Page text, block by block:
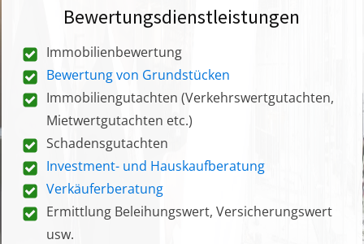
Bewertungsdienstleistungen
Immobilienbewertung
Bewertung von Grundstücken
Immobiliengutachten (Verkehrswertgutachten,
Mietwertgutachten etc.)
Schadensgutachten
Investment- und Hauskaufberatung
Verkäuferberatung
Ermittlung Beleihungswert, Versicherungswert
usw.